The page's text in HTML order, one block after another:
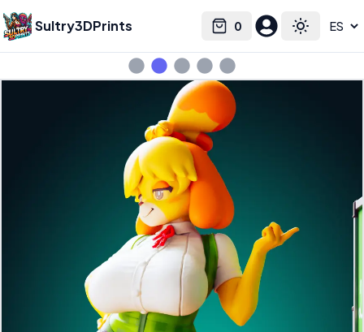
Sultry3DPrints 0
Cart Toggle
Select language